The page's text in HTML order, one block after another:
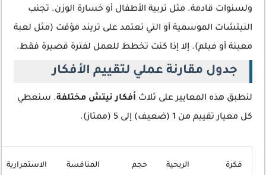
ولسنوات قادمة. مثل تربية الأطفال أو خسارة الوزن. تجنب
النيتشات الموسمية أو التي تعتمد على تريند مؤقت (مثل لعبة
معينة أو فيلم). إلا إذا كنت تخطط للعمل لفترة قصيرة فقط.
جدول مقارنة عملي لتقييم الأفكار
لنطبق هذه المعايير على ثلاث أفكار نيتش مختلفة. سنعطي
كل معيار تقييم من 1 (ضعيف) إلى 5 (ممتاز).
فكرة الربحية حجم المنافسة الاستمرارية